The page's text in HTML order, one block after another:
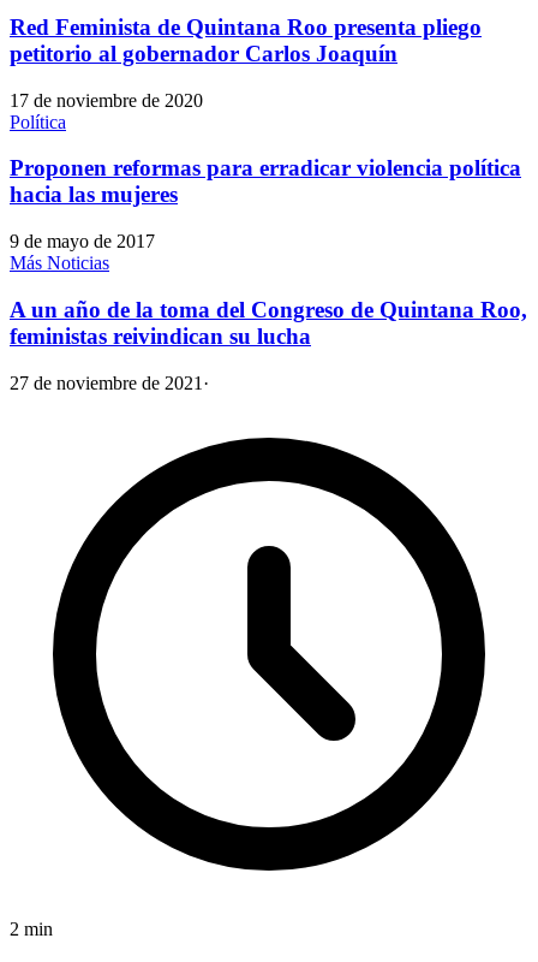
Red Feminista de Quintana Roo presenta pliego
petitorio al gobernador Carlos Joaquín
17 de noviembre de 2020
Política
Proponen reformas para erradicar violencia política
hacia las mujeres
9 de mayo de 2017
Más Noticias
A un año de la toma del Congreso de Quintana Roo,
feministas reivindican su lucha
27 de noviembre de 2021 ·
2 min